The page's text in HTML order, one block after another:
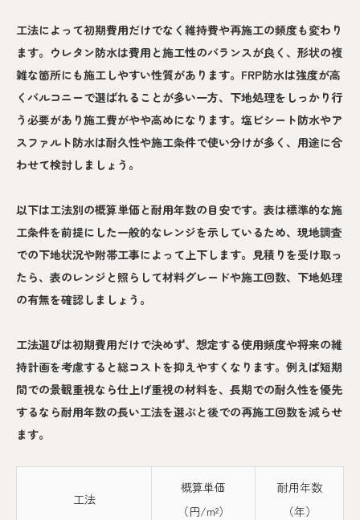
工法によって初期費用だけでなく維持費や再施工の頻度も変わり
ます。ウレタン防水は費用と施工性のバランスが良く、形状の複
雑な箇所にも施工しやすい性質があります。FRP防水は強度が高
くバルコニーで選ばれることが多い一方、下地処理をしっかり行
う必要があり施工費がやや高めになります。塩ビシート防水やア
スファルト防水は耐久性や施工条件で使い分けが多く、用途に合
わせて検討しましょう。
以下は工法別の概算単価と耐用年数の目安です。表は標準的な施
工条件を前提にした一般的なレンジを示しているため、現地調査
での下地状況や附帯工事によって上下します。見積りを受け取っ
たら、表のレンジと照らして材料グレードや施工回数、下地処理
の有無を確認しましょう。
工法選びは初期費用だけで決めず、想定する使用頻度や将来の維
持計画を考慮すると総コストを抑えやすくなります。例えば短期
間での景観重視なら仕上げ重視の材料を、長期での耐久性を優先
するなら耐用年数の長い工法を選ぶと後での再施工回数を減らせ
ます。
工法
概算単価
（円/m²）
耐用年数
（年）